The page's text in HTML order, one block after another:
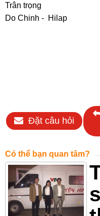
Trân trọng
Do Chinh - Hilap
Đặt câu hỏi
Có thể bạn quan tâm?